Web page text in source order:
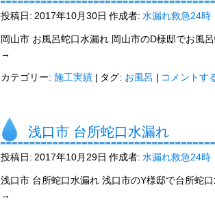
投稿日: 2017年10月30日 作成者: 水漏れ救急24時
岡山市 お風呂蛇口水漏れ 岡山市のD様邸でお風
→
カテゴリー: 施工実績 | タグ: お風呂 | コメントす
浅口市 台所蛇口水漏れ
投稿日: 2017年10月29日 作成者: 水漏れ救急24時
浅口市 台所蛇口水漏れ 浅口市のY様邸で台所蛇
→